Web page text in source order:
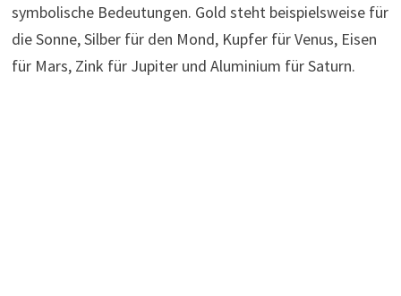
symbolische Bedeutungen. Gold steht beispielsweise für
die Sonne, Silber für den Mond, Kupfer für Venus, Eisen
für Mars, Zink für Jupiter und Aluminium für Saturn.